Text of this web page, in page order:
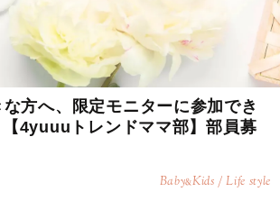
方へ、限定モニターに参加でき
4yuuuトレンドママ部】部員募
Baby&Kids / Life style